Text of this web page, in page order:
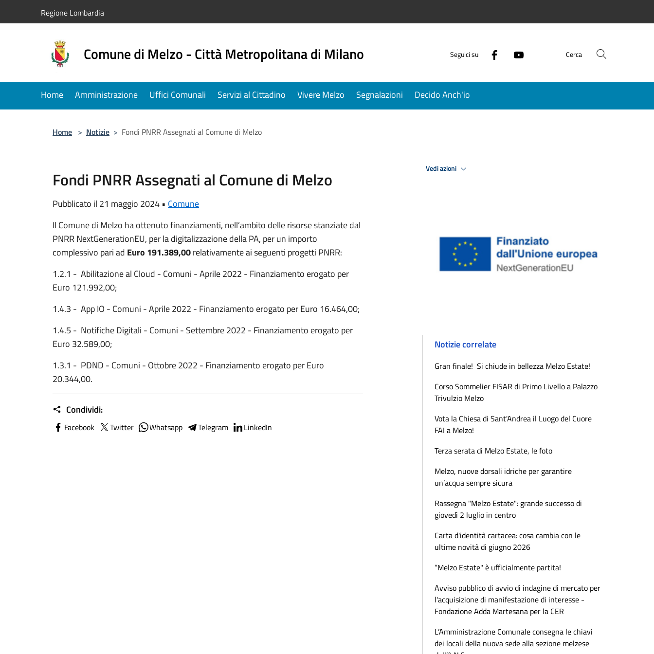
Regione Lombardia
Comune di Melzo - Città Metropolitana di Milano Seguici su Cerca
Home Amministrazione Uffici Comunali Servizi al Cittadino Vivere Melzo Segnalazioni Decido Anch'io
Home > Notizie > Fondi PNRR Assegnati al Comune di Melzo
Fondi PNRR Assegnati al Comune di Melzo
Pubblicato il 21 maggio 2024 • Comune
Il Comune di Melzo ha ottenuto finanziamenti, nell’ambito delle risorse stanziate dal
PNRR NextGenerationEU, per la digitalizzazione della PA, per un importo
complessivo pari ad Euro 191.389,00relativamente ai seguenti progetti PNRR:
1.2.1 - Abilitazione al Cloud - Comuni - Aprile 2022 - Finanziamento erogato per
Euro 121.992,00;
1.4.3 - App IO - Comuni - Aprile 2022 - Finanziamento erogato per Euro 16.464,00;
1.4.5 - Notifiche Digitali - Comuni - Settembre 2022 - Finanziamento erogato per
Euro 32.589,00;
1.3.1 - PDND - Comuni - Ottobre 2022 - Finanziamento erogato per Euro
20.344,00.
Condividi:
Facebook Twitter Whatsapp Telegram LinkedIn
Vedi azioni
Notizie correlate
Gran finale! Si chiude in bellezza Melzo Estate!
Corso Sommelier FISAR di Primo Livello a Palazzo
Trivulzio Melzo
Vota la Chiesa di Sant'Andrea il Luogo del Cuore
FAI a Melzo!
Terza serata di Melzo Estate, le foto
Melzo, nuove dorsali idriche per garantire
un’acqua sempre sicura
Rassegna "Melzo Estate": grande successo di
giovedì 2 luglio in centro
Carta d'identità cartacea: cosa cambia con le
ultime novità di giugno 2026
“Melzo Estate" è ufficialmente partita!
Avviso pubblico di avvio di indagine di mercato per
l'acquisizione di manifestazione di interesse -
Fondazione Adda Martesana per la CER
L’Amministrazione Comunale consegna le chiavi
dei locali della nuova sede alla sezione melzese